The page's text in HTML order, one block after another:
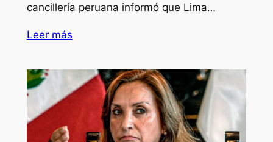
cancillería peruana informó que Lima…
Leer más